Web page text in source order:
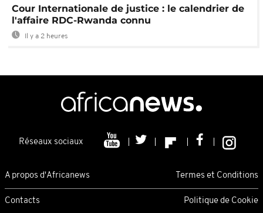
Cour Internationale de justice : le calendrier de
l'affaire RDC-Rwanda connu
Il y a 2 heures
Réseaux sociaux
A propos d'Africanews Termes et Conditions
Contacts Politique de Cookie